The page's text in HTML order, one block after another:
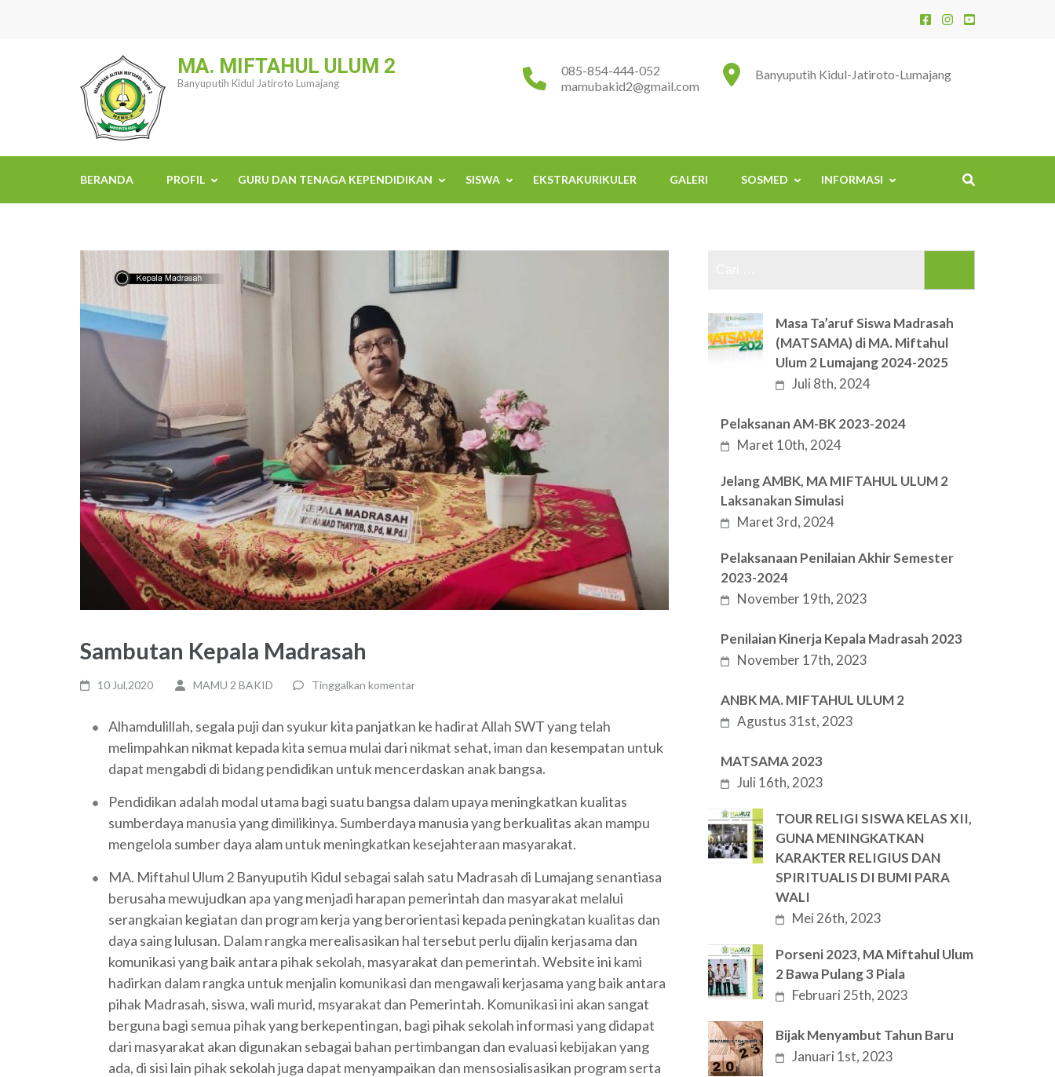
MA. MIFTAHUL ULUM 2
Banyuputih Kidul Jatiroto Lumajang
Banyuputih Kidul-Jatiroto-Lumajang
085-854-444-052
mamubakid2@gmail.com
BERANDA PROFIL GURU DAN TENAGA KEPENDIDIKAN SISWA EKSTRAKURIKULER GALERI SOSMED INFORMASI
Sambutan Kepala Madrasah
10 Jul,2020 MAMU 2 BAKID Tinggalkan komentar
Alhamdulillah, segala puji dan syukur kita panjatkan ke hadirat Allah SWT yang telah
melimpahkan nikmat kepada kita semua mulai dari nikmat sehat, iman dan kesempatan untuk
dapat mengabdi di bidang pendidikan untuk mencerdaskan anak bangsa.
Pendidikan adalah modal utama bagi suatu bangsa dalam upaya meningkatkan kualitas
sumberdaya manusia yang dimilikinya. Sumberdaya manusia yang berkualitas akan mampu
mengelola sumber daya alam untuk meningkatkan kesejahteraan masyarakat.
MA. Miftahul Ulum 2 Banyuputih Kidul sebagai salah satu Madrasah di Lumajang senantiasa
berusaha mewujudkan apa yang menjadi harapan pemerintah dan masyarakat melalui
serangkaian kegiatan dan program kerja yang berorientasi kepada peningkatan kualitas dan
daya saing lulusan. Dalam rangka merealisasikan hal tersebut perlu dijalin kerjasama dan
komunikasi yang baik antara pihak sekolah, masyarakat dan pemerintah. Website ini kami
hadirkan dalam rangka untuk menjalin komunikasi dan mengawali kerjasama yang baik antara
pihak Madrasah, siswa, wali murid, msyarakat dan Pemerintah. Komunikasi ini akan sangat
berguna bagi semua pihak yang berkepentingan, bagi pihak sekolah informasi yang didapat
dari masyarakat akan digunakan sebagai bahan pertimbangan dan evaluasi kebijakan yang
ada, di sisi lain pihak sekolah juga dapat menyampaikan dan mensosialisasikan program serta
Masa Ta’aruf Siswa Madrasah
(MATSAMA) di MA. Miftahul
Ulum 2 Lumajang 2024-2025
Juli 8th, 2024
Pelaksanan AM-BK 2023-2024
Maret 10th, 2024
Jelang AMBK, MA MIFTAHUL ULUM 2
Laksanakan Simulasi
Maret 3rd, 2024
Pelaksanaan Penilaian Akhir Semester
2023-2024
November 19th, 2023
Penilaian Kinerja Kepala Madrasah 2023
November 17th, 2023
ANBK MA. MIFTAHUL ULUM 2
Agustus 31st, 2023
MATSAMA 2023
Juli 16th, 2023
TOUR RELIGI SISWA KELAS XII,
GUNA MENINGKATKAN
KARAKTER RELIGIUS DAN
SPIRITUALIS DI BUMI PARA
WALI
Mei 26th, 2023
Porseni 2023, MA Miftahul Ulum
2 Bawa Pulang 3 Piala
Februari 25th, 2023
Bijak Menyambut Tahun Baru
Januari 1st, 2023